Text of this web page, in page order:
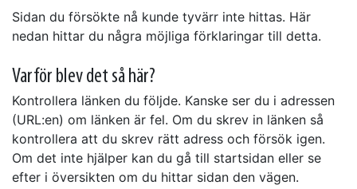
Sidan du försökte nå kunde tyvärr inte hittas. Här
nedan hittar du några möjliga förklaringar till detta.
Varför blev det så här?
Kontrollera länken du följde. Kanske ser du i adressen
(URL:en) om länken är fel. Om du skrev in länken så
kontrollera att du skrev rätt adress och försök igen.
Om det inte hjälper kan du gå till startsidan eller se
efter i översikten om du hittar sidan den vägen.